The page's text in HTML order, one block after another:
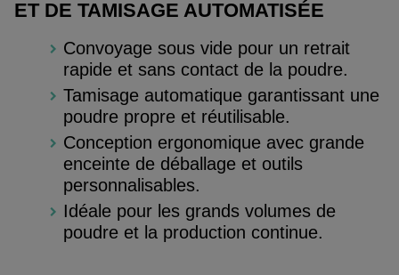
ET DE TAMISAGE AUTOMATISÉE
Convoyage sous vide pour un retrait
rapide et sans contact de la poudre.
Tamisage automatique garantissant une
poudre propre et réutilisable.
Conception ergonomique avec grande
enceinte de déballage et outils
personnalisables.
Idéale pour les grands volumes de
poudre et la production continue.